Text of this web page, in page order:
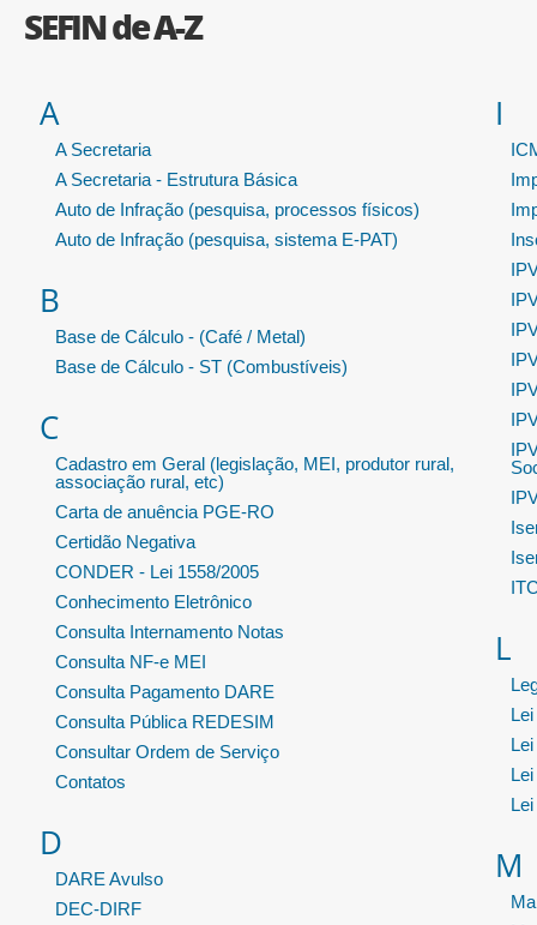
SEFIN de A-Z
A
A Secretaria
A Secretaria - Estrutura Básica
Auto de Infração (pesquisa, processos físicos)
Auto de Infração (pesquisa, sistema E-PAT)
B
Base de Cálculo - (Café / Metal)
Base de Cálculo - ST (Combustíveis)
C
Cadastro em Geral (legislação, MEI, produtor rural,
associação rural, etc)
Carta de anuência PGE-RO
Certidão Negativa
CONDER - Lei 1558/2005
Conhecimento Eletrônico
Consulta Internamento Notas
Consulta NF-e MEI
Consulta Pagamento DARE
Consulta Pública REDESIM
Consultar Ordem de Serviço
Contatos
D
DARE Avulso
DEC-DIRF
I
L
M